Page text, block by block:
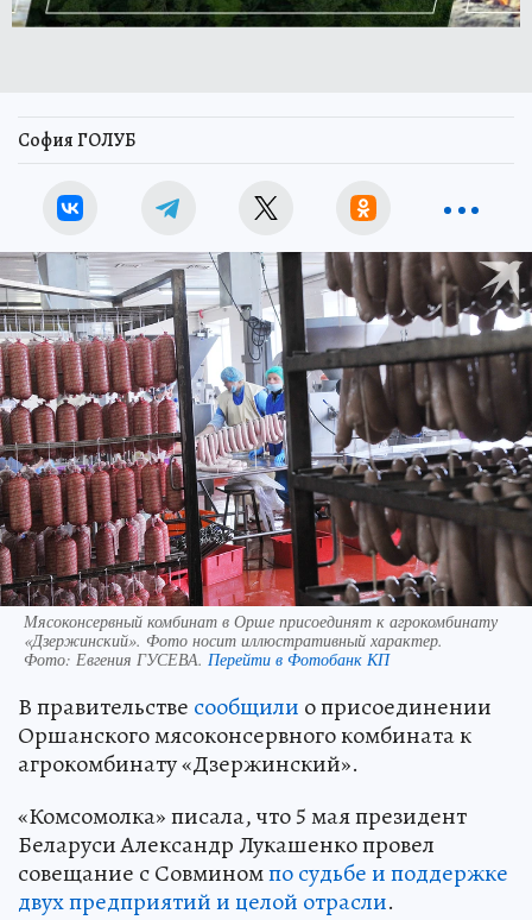
София ГОЛУБ
Мясоконсервный комбинат в Орше присоединят к агрокомбинату
«Дзержинский». Фото носит иллюстративный характер.
Фото: Евгения ГУСЕВА. Перейти в Фотобанк КП
В правительстве сообщили о присоединении
Оршанского мясоконсервного комбината к
агрокомбинату «Дзержинский».
«Комсомолка» писала, что 5 мая президент
Беларуси Александр Лукашенко провел
совещание с Совминомпо судьбе и поддержке
двух предприятий и целой отрасли.